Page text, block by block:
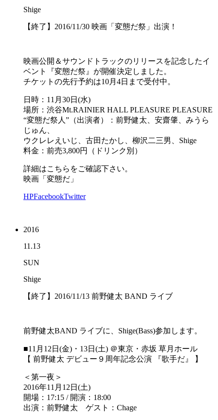
Shige
【終了】2016/11/30 映画「変態だ祭」出演！
映画公開＆サウンドトラックのリリースを記念したイ
ベント『変態だ祭』が開催決定しました。
チケットの先行予約は10月4日まで受付中。
日時：11月30日(水)
場所：渋谷Mt.RAINIER HALL PLEASURE PLEASURE
“変態だ祭人”（出演者）：前野健太、安齋肇、みうら
じゅん、
ウクレレえいじ、古田たかし、柳沢二三男、Shige
料金：前売3,800円（ドリンク別）
詳細はこちらをご確認下さい。
映画「変態だ」
HPFacebookTwitter
2016
11.13
SUN
Shige
【終了】2016/11/13 前野健太 BAND ライブ
前野健太BAND ライブに、Shige(Bass)参加します。
■11月12日(金)・13日(土) ＠東京・赤坂 草月ホール
【 前野健太 デビュー９周年記念公演 『歌手だ』 】
＜第一夜＞
2016年11月12日(土)
開場：17:15 / 開演：18:00
出演：前野健太 ゲスト：Chage